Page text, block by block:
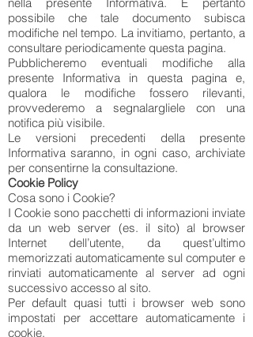
possibile che tale documento subisca
modifiche nel tempo. La invitiamo, pertanto, a
consultare periodicamente questa pagina.
Pubblicheremo eventuali modifiche alla
presente Informativa in questa pagina e,
qualora le modifiche fossero rilevanti,
provvederemo a segnalargliele con una
notifica più visibile.
Le versioni precedenti della presente
Informativa saranno, in ogni caso, archiviate
per consentirne la consultazione.
Cookie Policy
Cosa sono i Cookie?
I Cookie sono pacchetti di informazioni inviate
da un web server (es. il sito) al browser
Internet dell’utente, da quest’ultimo
memorizzati automaticamente sul computer e
rinviati automaticamente al server ad ogni
successivo accesso al sito.
Per default quasi tutti i browser web sono
impostati per accettare automaticamente i
cookie.